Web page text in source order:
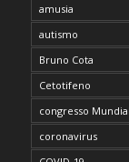
amusia
autismo
Bruno Cota
Cetotifeno
congresso
coronavirus